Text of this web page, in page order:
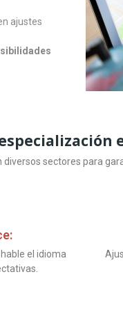
ajustes
diversos sectores para
el idioma